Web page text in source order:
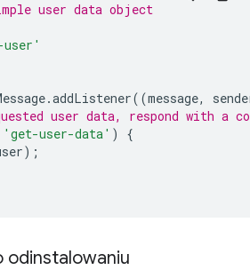
user data object
user'
.addListener((message,
user data, respond with a
'get-user-data' )
{
);
odinstalowaniu